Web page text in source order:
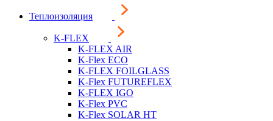
Теплоизоляция
K-FLEX
K-FLEX AIR
K-Flex ECO
K-FLEX FOILGLASS
K-Flex FUTUREFLEX
K-FLEX IGO
K-Flex PVC
K-Flex SOLAR HT